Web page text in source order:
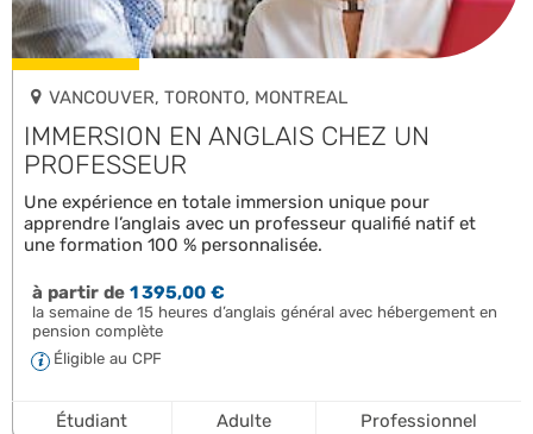
VANCOUVER, TORONTO, MONTREAL
IMMERSION EN ANGLAIS CHEZ UN
PROFESSEUR
Une expérience en totale immersion unique pour
apprendre l’anglais avec un professeur qualifié natif et
une formation 100 % personnalisée.
à partir de1 395,00 €
la semaine de 15 heures d’anglais général avec hébergement en
pension complète
Éligible au CPF
Étudiant Adulte Professionnel